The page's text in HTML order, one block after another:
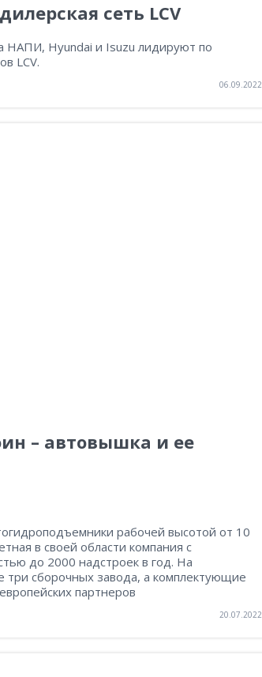
сеть LCV
НАПИ, Hyundai и Isuzu лидируют по
LCV.
06.09.2022
– автовышка и ее
рабочей высотой от 10
в своей области компания с
до 2000 надстроек в год. На
сборочных завода, а комплектующие
партнеров
20.07.2022